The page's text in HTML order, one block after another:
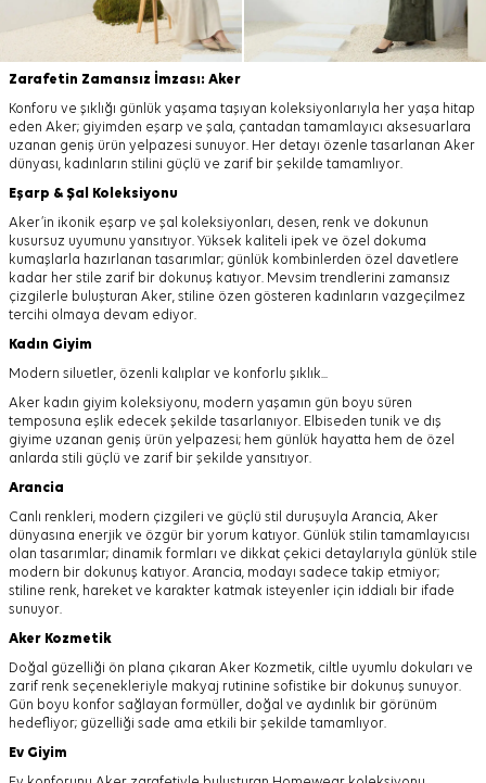
Zarafetin Zamansız İmzası: Aker
Konforu ve şıklığı günlük yaşama taşıyan koleksiyonlarıyla her yaşa hitap
eden Aker; giyimden eşarp ve şala, çantadan tamamlayıcı aksesuarlara
uzanan geniş ürün yelpazesi sunuyor. Her detayı özenle tasarlanan Aker
dünyası, kadınların stilini güçlü ve zarif bir şekilde tamamlıyor.
Eşarp & Şal Koleksiyonu
Aker’in ikonik eşarp ve şal koleksiyonları, desen, renk ve dokunun
kusursuz uyumunu yansıtıyor. Yüksek kaliteli ipek ve özel dokuma
kumaşlarla hazırlanan tasarımlar; günlük kombinlerden özel davetlere
kadar her stile zarif bir dokunuş katıyor. Mevsim trendlerini zamansız
çizgilerle buluşturan Aker, stiline özen gösteren kadınların vazgeçilmez
tercihi olmaya devam ediyor.
Kadın Giyim
Modern siluetler, özenli kalıplar ve konforlu şıklık...
Aker kadın giyim koleksiyonu, modern yaşamın gün boyu süren
temposuna eşlik edecek şekilde tasarlanıyor. Elbiseden tunik ve dış
giyime uzanan geniş ürün yelpazesi; hem günlük hayatta hem de özel
anlarda stili güçlü ve zarif bir şekilde yansıtıyor.
Arancia
Canlı renkleri, modern çizgileri ve güçlü stil duruşuyla Arancia, Aker
dünyasına enerjik ve özgür bir yorum katıyor. Günlük stilin tamamlayıcısı
olan tasarımlar; dinamik formları ve dikkat çekici detaylarıyla günlük stile
modern bir dokunuş katıyor. Arancia, modayı sadece takip etmiyor;
stiline renk, hareket ve karakter katmak isteyenler için iddialı bir ifade
sunuyor.
Aker Kozmetik
Doğal güzelliği ön plana çıkaran Aker Kozmetik, ciltle uyumlu dokuları ve
zarif renk seçenekleriyle makyaj rutinine sofistike bir dokunuş sunuyor.
Gün boyu konfor sağlayan formüller, doğal ve aydınlık bir görünüm
hedefliyor; güzelliği sade ama etkili bir şekilde tamamlıyor.
Ev Giyim